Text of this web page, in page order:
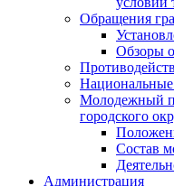
Обращения
Обзоры
Молодежный
городского
Состав
Администрация